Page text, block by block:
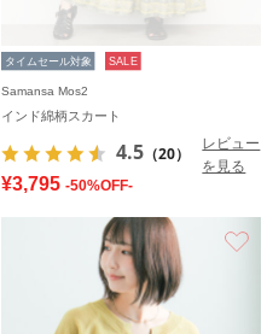
タイムセール対象 SALE
Samansa Mos2
インド綿柄スカート
4.5 （20）
レビュー
を見る
¥3,795 -50%OFF-